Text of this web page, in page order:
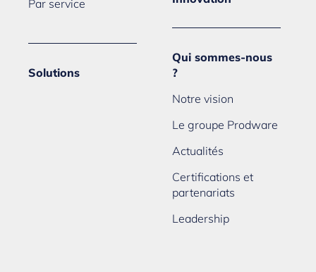
Par service
Solutions
Qui sommes-nous
?
Notre vision
Le groupe Prodware
Actualités
Certifications et
partenariats
Leadership